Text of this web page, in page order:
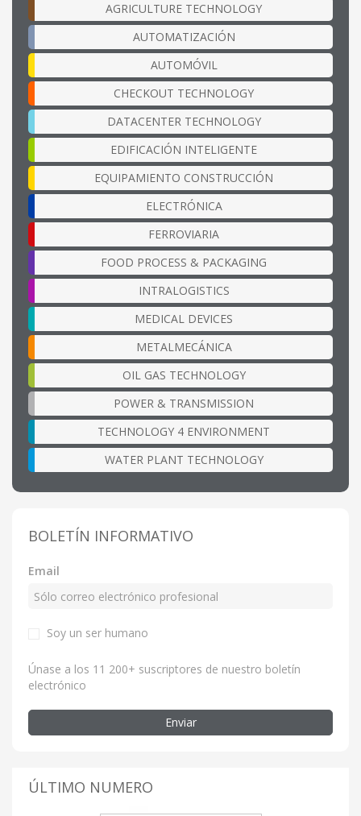
AGRICULTURE TECHNOLOGY
AUTOMATIZACIÓN
AUTOMÓVIL
CHECKOUT TECHNOLOGY
DATACENTER TECHNOLOGY
EDIFICACIÓN INTELIGENTE
EQUIPAMIENTO CONSTRUCCIÓN
ELECTRÓNICA
FERROVIARIA
FOOD PROCESS & PACKAGING
INTRALOGISTICS
MEDICAL DEVICES
METALMECÁNICA
OIL GAS TECHNOLOGY
POWER & TRANSMISSION
TECHNOLOGY 4 ENVIRONMENT
WATER PLANT TECHNOLOGY
BOLETÍN INFORMATIVO
Email
Soy un ser humano
Únase a los 11 200+ suscriptores de nuestro boletín
electrónico
Enviar
ÚLTIMO NUMERO